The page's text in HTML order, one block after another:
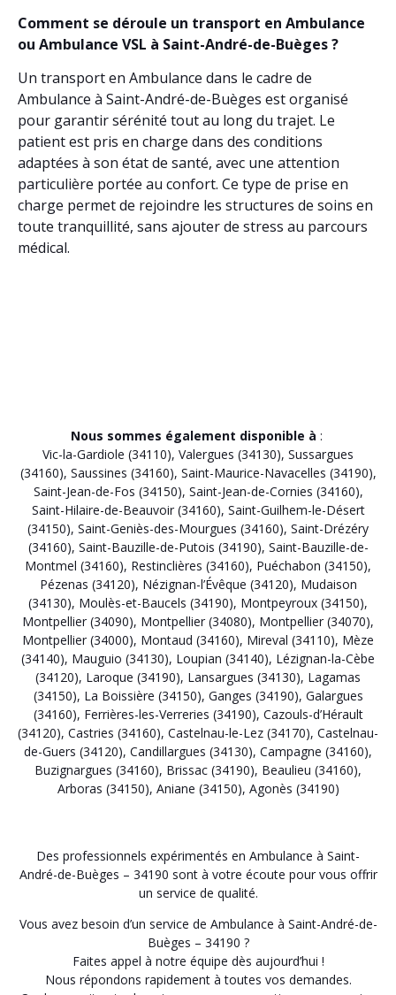
Comment se déroule un transport en Ambulance
ou Ambulance VSL à Saint-André-de-Buèges ?
Un transport en Ambulance dans le cadre de
Ambulance à Saint-André-de-Buèges est organisé
pour garantir sérénité tout au long du trajet. Le
patient est pris en charge dans des conditions
adaptées à son état de santé, avec une attention
particulière portée au confort. Ce type de prise en
charge permet de rejoindre les structures de soins en
toute tranquillité, sans ajouter de stress au parcours
médical.
Nous sommes également disponible à :
Vic-la-Gardiole (34110), Valergues (34130), Sussargues
(34160), Saussines (34160), Saint-Maurice-Navacelles (34190),
Saint-Jean-de-Fos (34150), Saint-Jean-de-Cornies (34160),
Saint-Hilaire-de-Beauvoir (34160), Saint-Guilhem-le-Désert
(34150), Saint-Geniès-des-Mourgues (34160), Saint-Drézéry
(34160), Saint-Bauzille-de-Putois (34190), Saint-Bauzille-de-
Montmel (34160), Restinclières (34160), Puéchabon (34150),
Pézenas (34120), Nézignan-l’Évêque (34120), Mudaison
(34130), Moulès-et-Baucels (34190), Montpeyroux (34150),
Montpellier (34090), Montpellier (34080), Montpellier (34070),
Montpellier (34000), Montaud (34160), Mireval (34110), Mèze
(34140), Mauguio (34130), Loupian (34140), Lézignan-la-Cèbe
(34120), Laroque (34190), Lansargues (34130), Lagamas
(34150), La Boissière (34150), Ganges (34190), Galargues
(34160), Ferrières-les-Verreries (34190), Cazouls-d’Hérault
(34120), Castries (34160), Castelnau-le-Lez (34170), Castelnau-
de-Guers (34120), Candillargues (34130), Campagne (34160),
Buzignargues (34160), Brissac (34190), Beaulieu (34160),
Arboras (34150), Aniane (34150), Agonès (34190)
Des professionnels expérimentés en Ambulance à Saint-
André-de-Buèges – 34190 sont à votre écoute pour vous offrir
un service de qualité.
Vous avez besoin d’un service de Ambulance à Saint-André-de-
Buèges – 34190 ?
Faites appel à notre équipe dès aujourd’hui !
Nous répondons rapidement à toutes vos demandes.